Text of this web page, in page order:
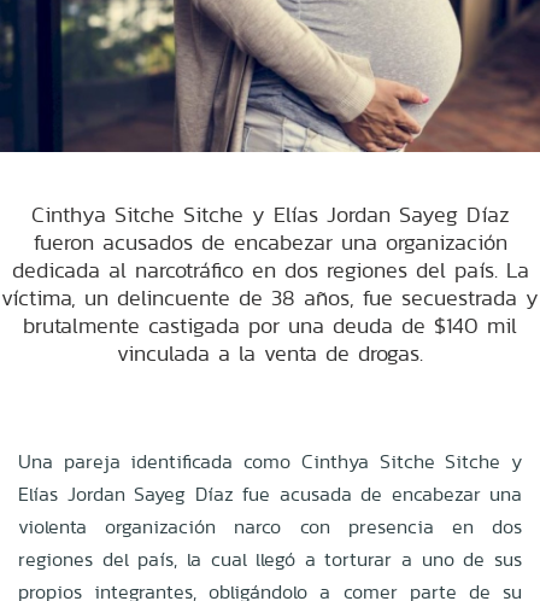
Cinthya Sitche Sitche y Elías Jordan Sayeg Díaz
fueron acusados de encabezar una organización
dedicada al narcotráfico en dos regiones del país. La
víctima, un delincuente de 38 años, fue secuestrada y
brutalmente castigada por una deuda de $140 mil
vinculada a la venta de drogas.
Una pareja identificada como Cinthya Sitche Sitche y
Elías Jordan Sayeg Díaz fue acusada de encabezar una
violenta organización narco con presencia en dos
regiones del país, la cual llegó a torturar a uno de sus
propios integrantes, obligándolo a comer parte de su